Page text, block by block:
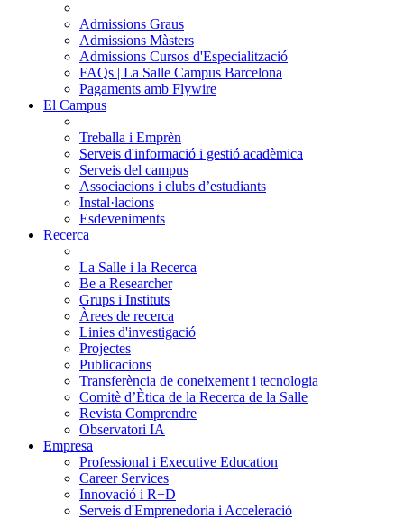
Admissions Graus
Admissions Màsters
Admissions Cursos d'Especialització
FAQs | La Salle Campus Barcelona
Pagaments amb Flywire
El Campus
Treballa i Emprèn
Serveis d'informació i gestió acadèmica
Serveis del campus
Associacions i clubs d’estudiants
Instal·lacions
Esdeveniments
Recerca
La Salle i la Recerca
Be a Researcher
Grups i Instituts
Àrees de recerca
Linies d'investigació
Projectes
Publicacions
Transferència de coneixement i tecnologia
Comitè d’Ètica de la Recerca de la Salle
Revista Comprendre
Observatori IA
Empresa
Professional i Executive Education
Career Services
Innovació i R+D
Serveis d'Emprenedoria i Acceleració